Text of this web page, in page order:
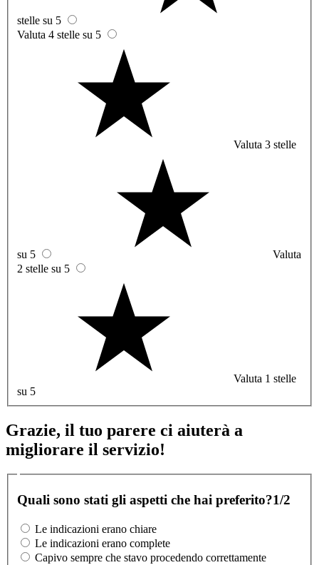
stelle su 5
Valuta 4 stelle su 5
Valuta 3 stelle
su 5
Valuta
2 stelle su 5
Valuta 1 stelle
su 5
Grazie, il tuo parere ci aiuterà a
migliorare il servizio!
Quali sono stati gli aspetti che hai preferito?1/2
Le indicazioni erano chiare
Le indicazioni erano complete
Capivo sempre che stavo procedendo correttamente